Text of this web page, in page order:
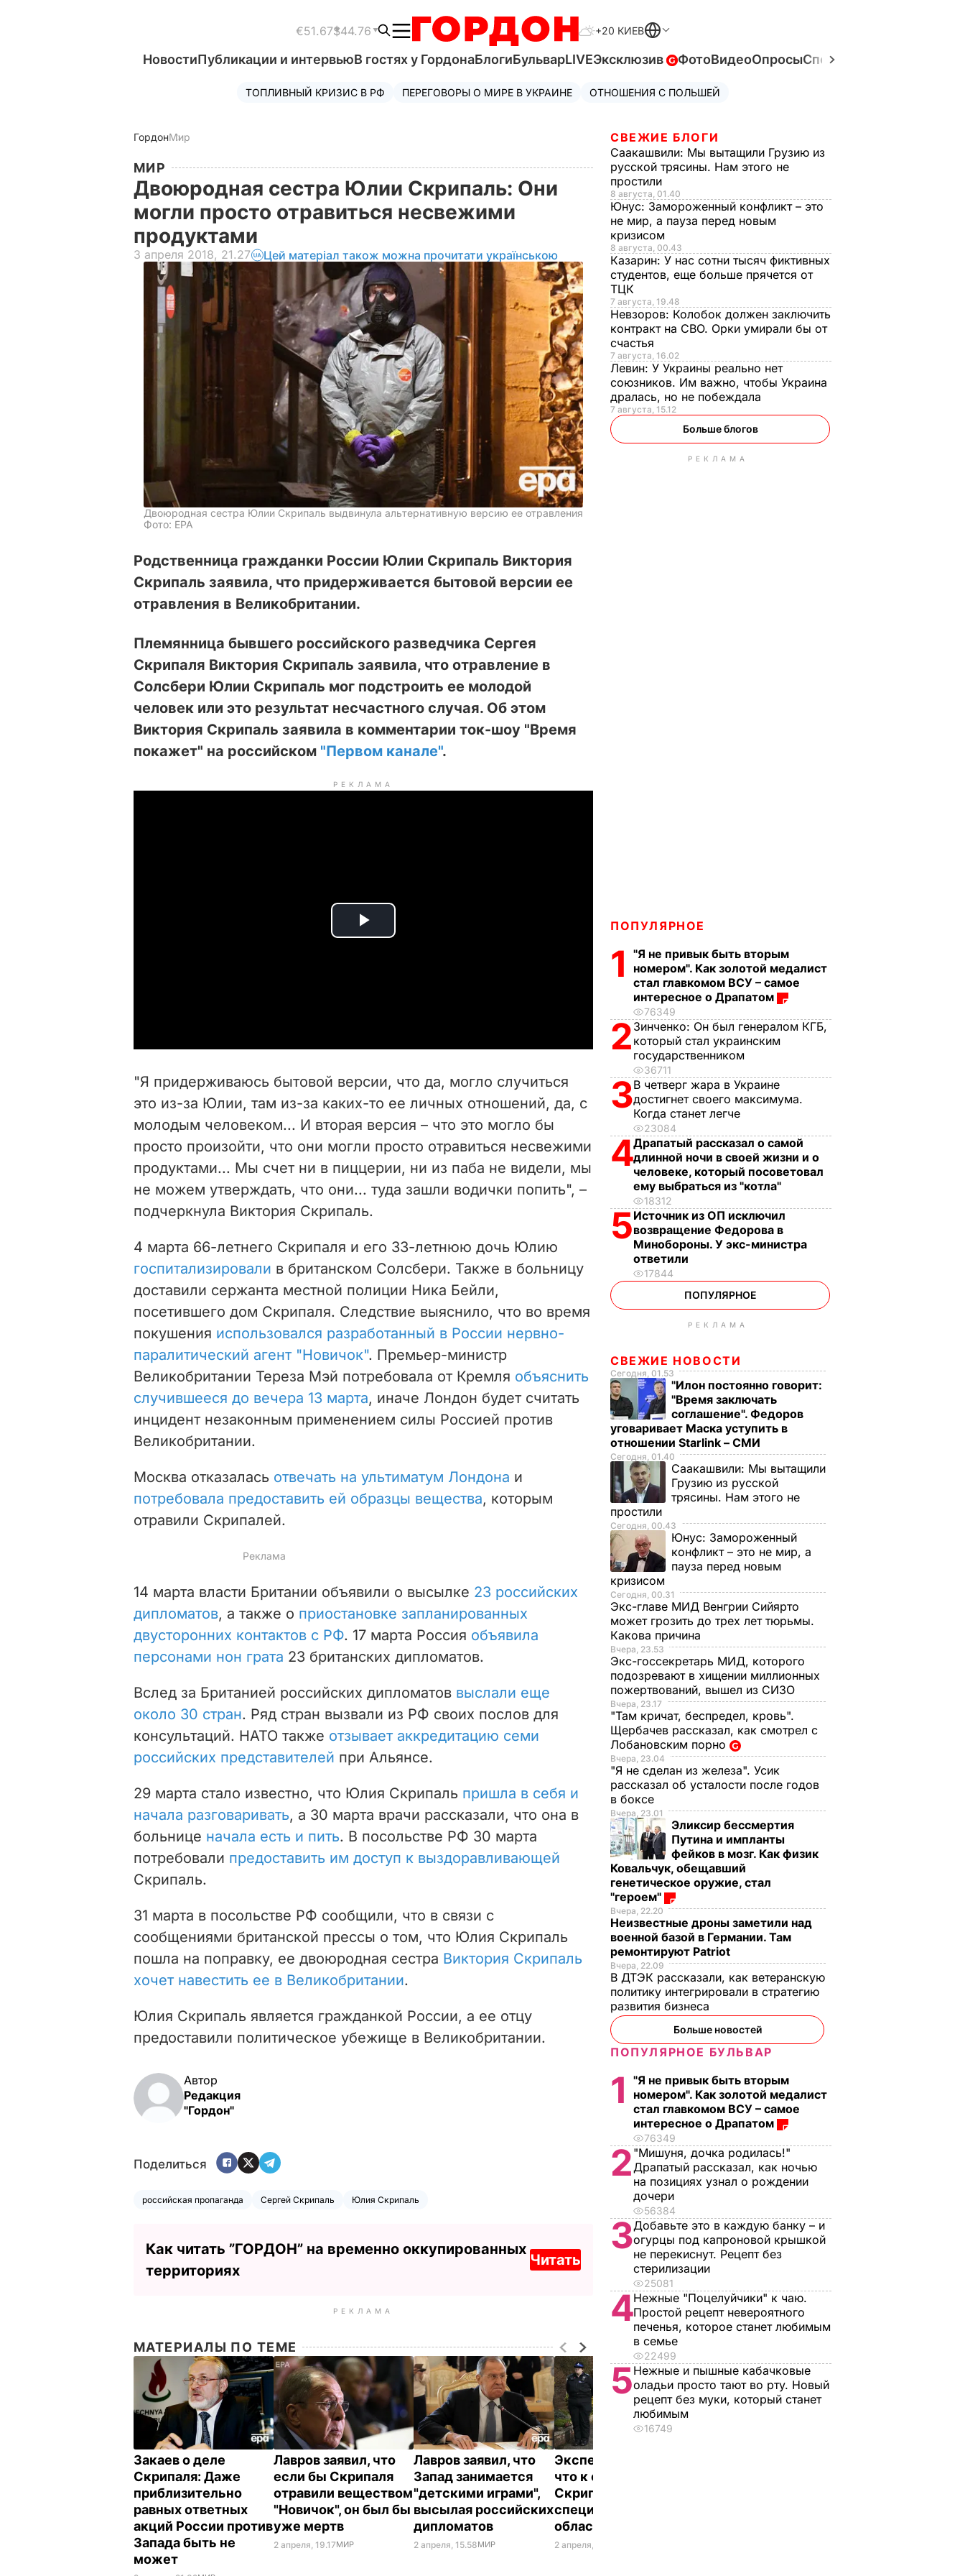
€51.67$44.76 +20 КИЕВ
НовостиПубликации и интервьюВ гостях у ГордонаБлогиБульварLIVEЭксклюзив ФотоВидеоОпросыСпецпроекты
ТОПЛИВНЫЙ КРИЗИС В РФ ПЕРЕГОВОРЫ О МИРЕ В УКРАИНЕ ОТНОШЕНИЯ С ПОЛЬШЕЙ
ГордонМир
МИР
Двоюродная сестра Юлии Скрипаль: Они
могли просто отравиться несвежими
продуктами
3 апреля 2018, 21.27 Цей матеріал також можна прочитати українською
Двоюродная сестра Юлии Скрипаль выдвинула альтернативную версию ее отравления
Фото: ЕРА
Родственница гражданки России Юлии Скрипаль Виктория
Скрипаль заявила, что придерживается бытовой версии ее
отравления в Великобритании.
Племянница бывшего российского разведчика Сергея
Скрипаля Виктория Скрипаль заявила, что отравление в
Солсбери Юлии Скрипаль мог подстроить ее молодой
человек или это результат несчастного случая. Об этом
Виктория Скрипаль заявила в комментарии ток-шоу "Время
покажет" на российском "Первом канале".
РЕКЛАМА
P
i
d
e
o
"Я придерживаюсь бытовой версии, что да, могло случиться
это из-за Юлии, там из-за каких-то ее личных отношений, да, с
молодым человеком... И вторая версия – что это могло бы
просто произойти, что они могли просто отравиться несвежими
продуктами... Мы счет ни в пиццерии, ни из паба не видели, мы
не можем утверждать, что они... туда зашли водички попить", –
подчеркнула Виктория Скрипаль.
4 марта 66-летнего Скрипаля и его 33-летнюю дочь Юлию
госпитализировали в британском Солсбери. Также в больницу
доставили сержанта местной полиции Ника Бейли,
посетившего дом Скрипаля. Следствие выяснило, что во время
покушения использовался разработанный в России нервно-
паралитический агент "Новичок". Премьер-министр
Великобритании Тереза Мэй потребовала от Кремля объяснить
случившееся до вечера 13 марта, иначе Лондон будет считать
инцидент незаконным применением силы Россией против
Великобритании.
Москва отказалась отвечать на ультиматум Лондона и
потребовала предоставить ей образцы вещества, которым
отравили Скрипалей.
14 марта власти Британии объявили о высылке 23 российских
дипломатов, а также о приостановке запланированных
двусторонних контактов с РФ. 17 марта Россия объявила
персонами нон грата 23 британских дипломатов.
Вслед за Британией российских дипломатов выслали еще
около 30 стран. Ряд стран вызвали из РФ своих послов для
консультаций. НАТО также отзывает аккредитацию семи
российских представителей при Альянсе.
29 марта стало известно, что Юлия Скрипаль пришла в себя и
начала разговаривать, а 30 марта врачи рассказали, что она в
больнице начала есть и пить. В посольстве РФ 30 марта
потребовали предоставить им доступ к выздоравливающей
Скрипаль.
31 марта в посольстве РФ сообщили, что в связи с
сообщениями британской прессы о том, что Юлия Скрипаль
пошла на поправку, ее двоюродная сестра Виктория Скрипаль
хочет навестить ее в Великобритании.
Юлия Скрипаль является гражданкой России, а ее отцу
предоставили политическое убежище в Великобритании.
Автор
Редакция
"Гордон"
Поделиться
российская пропаганда Сергей Скрипаль Юлия Скрипаль
Как читать ”ГОРДОН” на временно оккупированных
территориях
Читать
РЕКЛАМА
МАТЕРИАЛЫ ПО ТЕМЕ
Закаев о деле
Скрипаля: Даже
приблизительно
равных ответных
акций России против
Запада быть не
может
Лавров заявил, что
если бы Скрипаля
отравили веществом
"Новичок", он был бы
уже мертв
2 апреля, 19.17МИР
Лавров заявил, что
Запад занимается
"детскими играми",
высылая российских
дипломатов
2 апреля, 15.58МИР
Эксперты считают,
что к отравлению
Скрипаля причастен
специалист в
области химии
2 апреля, 14.08
СВЕЖИЕ БЛОГИ
Саакашвили: Мы вытащили Грузию из
русской трясины. Нам этого не
простили
8 августа, 01.40
Юнус: Замороженный конфликт – это
не мир, а пауза перед новым
кризисом
8 августа, 00.43
Казарин: У нас сотни тысяч фиктивных
студентов, еще больше прячется от
ТЦК
7 августа, 19.48
Невзоров: Колобок должен заключить
контракт на СВО. Орки умирали бы от
счастья
7 августа, 16.02
Левин: У Украины реально нет
союзников. Им важно, чтобы Украина
дралась, но не побеждала
7 августа, 15.12
Больше блогов
РЕКЛАМА
ПОПУЛЯРНОЕ
1
"Я не привык быть вторым
номером". Как золотой медалист
стал главкомом ВСУ – самое
интересное о Драпатом
76349
2 Зинченко: Он был генералом КГБ,
который стал украинским
государственником
36711
3В четверг жара в Украине
достигнет своего максимума.
Когда станет легче
23084
4Драпатый рассказал о самой
длинной ночи в своей жизни и о
человеке, который посоветовал
ему выбраться из "котла"
18312
5Источник из ОП исключил
возвращение Федорова в
Минобороны. У экс-министра
ответили
17844
ПОПУЛЯРНОЕ
РЕКЛАМА
СВЕЖИЕ НОВОСТИ
Сегодня, 01.53
"Илон постоянно говорит:
"Время заключать
соглашение". Федоров
уговаривает Маска уступить в
отношении Starlink – СМИ
Сегодня, 01.40
Саакашвили: Мы вытащили
Грузию из русской
трясины. Нам этого не
простили
Сегодня, 00.43
Юнус: Замороженный
конфликт – это не мир, а
пауза перед новым
кризисом
Сегодня, 00.31
Экс-главе МИД Венгрии Сийярто
может грозить до трех лет тюрьмы.
Какова причина
Вчера, 23.53
Экс-госсекретарь МИД, которого
подозревают в хищении миллионных
пожертвований, вышел из СИЗО
Вчера, 23.17
"Там кричат, беспредел, кровь".
Щербачев рассказал, как смотрел с
Лобановским порно
Вчера, 23.04
"Я не сделан из железа". Усик
рассказал об усталости после годов
в боксе
Вчера, 23.01
Эликсир бессмертия
Путина и импланты
фейков в мозг. Как физик
Ковальчук, обещавший
генетическое оружие, стал
"героем"
Вчера, 22.20
Неизвестные дроны заметили над
военной базой в Германии. Там
ремонтируют Patriot
Вчера, 22.09
В ДТЭК рассказали, как ветеранскую
политику интегрировали в стратегию
развития бизнеса
Больше новостей
ПОПУЛЯРНОЕ БУЛЬВАР
1
"Я не привык быть вторым
номером". Как золотой медалист
стал главкомом ВСУ – самое
интересное о Драпатом
76349
2 "Мишуня, дочка родилась!"
Драпатый рассказал, как ночью
на позициях узнал о рождении
дочери
56384
3Добавьте это в каждую банку – и
огурцы под капроновой крышкой
не перекиснут. Рецепт без
стерилизации
25081
4Нежные "Поцелуйчики" к чаю.
Простой рецепт невероятного
печенья, которое станет любимым
в семье
22499
5Нежные и пышные кабачковые
оладьи просто тают во рту. Новый
рецепт без муки, который станет
любимым
16749